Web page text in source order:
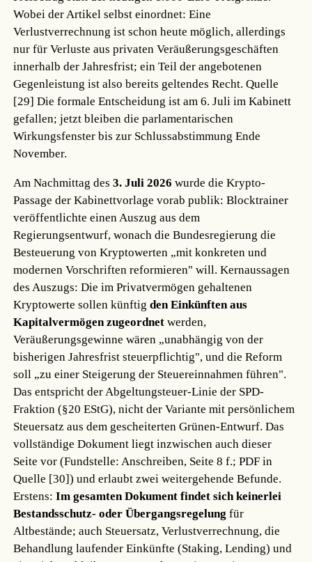
Wobei der Artikel selbst einordnet: Eine
Verlustverrechnung ist schon heute möglich, allerdings
nur für Verluste aus privaten Veräußerungsgeschäften
innerhalb der Jahresfrist; ein Teil der angebotenen
Gegenleistung ist also bereits geltendes Recht.Quelle
[29] Die formale Entscheidung ist am 6. Juli im Kabinett
gefallen; jetzt bleiben die parlamentarischen
Wirkungsfenster bis zur Schlussabstimmung Ende
November.
Am Nachmittag des3. Juli 2026 wurde die Krypto-
Passage der Kabinettvorlage vorab publik: Blocktrainer
veröffentlichte einen Auszug aus dem
Regierungsentwurf, wonach die Bundesregierung die
Besteuerung von Kryptowerten „mit konkreten und
modernen Vorschriften reformieren" will. Kernaussagen
des Auszugs: Die im Privatvermögen gehaltenen
Kryptowerte sollen künftigden Einkünften aus
Kapitalvermögen zugeordnet werden,
Veräußerungsgewinne wären „unabhängig von der
bisherigen Jahresfrist steuerpflichtig", und die Reform
soll „zu einer Steigerung der Steuereinnahmen führen".
Das entspricht der Abgeltungsteuer-Linie der SPD-
Fraktion (§20 EStG), nicht der Variante mit persönlichem
Steuersatz aus dem gescheiterten Grünen-Entwurf. Das
vollständige Dokument liegt inzwischen auch dieser
Seite vor (Fundstelle: Anschreiben, Seite 8 f.; PDF in
Quelle [30]) und erlaubt zwei weitergehende Befunde.
Erstens:Im gesamten Dokument findet sich keinerlei
Bestandsschutz- oder Übergangsregelung für
Altbestände; auch Steuersatz, Verlustverrechnung, die
Behandlung laufender Einkünfte (Staking, Lending) und